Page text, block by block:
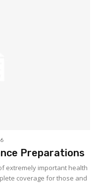
Preparations
extremely important health
coverage for those and